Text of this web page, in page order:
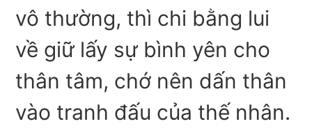
vô thường, thì chi bằng lui
về giữ lấy sự bình yên cho
thân tâm, chớ nên dấn thân
vào tranh đấu của thế nhân.